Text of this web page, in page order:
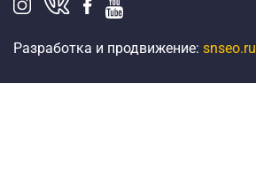
Разработка и продвижение: snseo.ru